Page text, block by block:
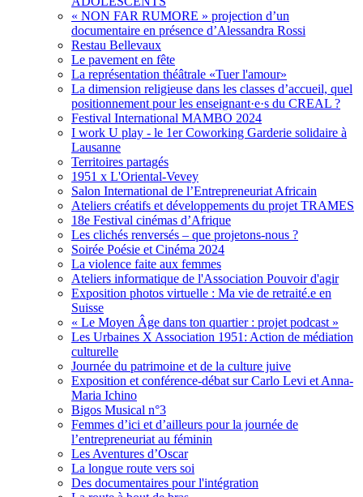
« NON FAR RUMORE » projection d’un
documentaire en présence d’Alessandra Rossi
Restau Bellevaux
Le pavement en fête
La représentation théâtrale «Tuer l'amour»
La dimension religieuse dans les classes d’accueil, quel
positionnement pour les enseignant·e·s du CREAL ?
Festival International MAMBO 2024
I work U play - le 1er Coworking Garderie solidaire à
Lausanne
Territoires partagés
1951 x L'Oriental-Vevey
Salon International de l’Entrepreneuriat Africain
Ateliers créatifs et développements du projet TRAMES
18e Festival cinémas d’Afrique
Les clichés renversés – que projetons-nous ?
Soirée Poésie et Cinéma 2024
La violence faite aux femmes
Ateliers informatique de l'Association Pouvoir d'agir
Exposition photos virtuelle : Ma vie de retraité.e en
Suisse
« Le Moyen Âge dans ton quartier : projet podcast »
Les Urbaines X Association 1951: Action de médiation
culturelle
Journée du patrimoine et de la culture juive
Exposition et conférence-débat sur Carlo Levi et Anna-
Maria Ichino
Bigos Musical n°3
Femmes d’ici et d’ailleurs pour la journée de
l’entrepreneuriat au féminin
Les Aventures d’Oscar
La longue route vers soi
Des documentaires pour l'intégration